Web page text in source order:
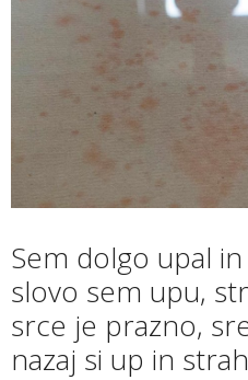
Sem dolgo upal in
slovo sem upu,
srce je prazno,
nazaj si up in